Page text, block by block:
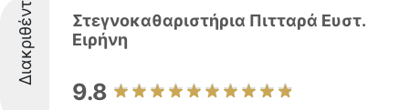
Διακριθέντες
Στεγνοκαθαριστήρια Πιτταρά Ευστ.
Ειρήνη
9.8